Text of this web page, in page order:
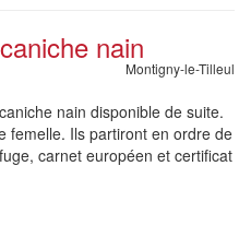
nain
Montigny-le-Tilleul
nain disponible de suite.
femelle. Ils partiront en ordre de
carnet européen et certificat